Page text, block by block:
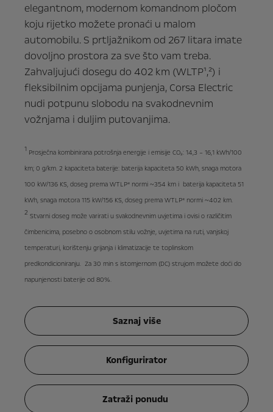
elegantnom, modernom komandnom pločom
koju rijetko možete pronaći u malom
automobilu. S prtljažnikom od 267 litara imate
dovoljno prostora za sve što vam treba.
Zahvaljujući dosegu do 402 km (WLTP¹,²) i
fleksibilnim opcijama punjenja, Corsa Electric
nudi potpunu slobodu na svakodnevnim
vožnjama i duljim putovanjima.
1 Prosječna kombinirana potrošnja energije i emisije CO₂: 14,3 – 16,1 kWh/100
km; 0 g/km. 2 kapaciteta baterije: baterija kapaciteta 50 kWh, snaga motora
100 kW/136 KS, doseg prema WTLP* normi ~354 km i baterija kapaciteta 51
kWh, snaga motora 115 kW/156 KS, doseg prema WTLP* normi ~402 km.
2 Stvarni doseg može varirati u svakodnevnim uvjetima i ovisi o različitim
čimbenicima, posebno o osobnom stilu vožnje, uvjetima na ruti, vanjskoj
temperaturi, korištenju grijanja i klimatizacije te toplinskom
predkondicioniranju. Za 30 min s istomjernom (DC) strujom možete doći do
napunjenosti baterije od 80%.
Saznaj više
Konfigurirator
Zatraži ponudu